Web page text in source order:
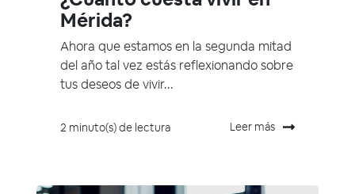
Mérida?
Ahora que estamos en la segunda mitad
del año tal vez estás reflexionando sobre
tus deseos de vivir...
2 minuto(s) de lectura Leer más